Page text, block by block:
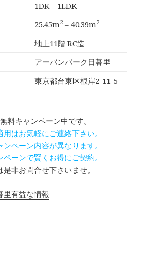
1DK – 1LDK
25.45m2 – 40.39m2
地上11階 RC造
アーバンパーク日暮里
東京都台東区根岸2-11-5
料キャンペーン中です。
はお気軽にご連絡下さい。
ペーン内容が異なります。
ーンで賢くお得にご契約。
非お問合せ下さいませ。
里有益な情報